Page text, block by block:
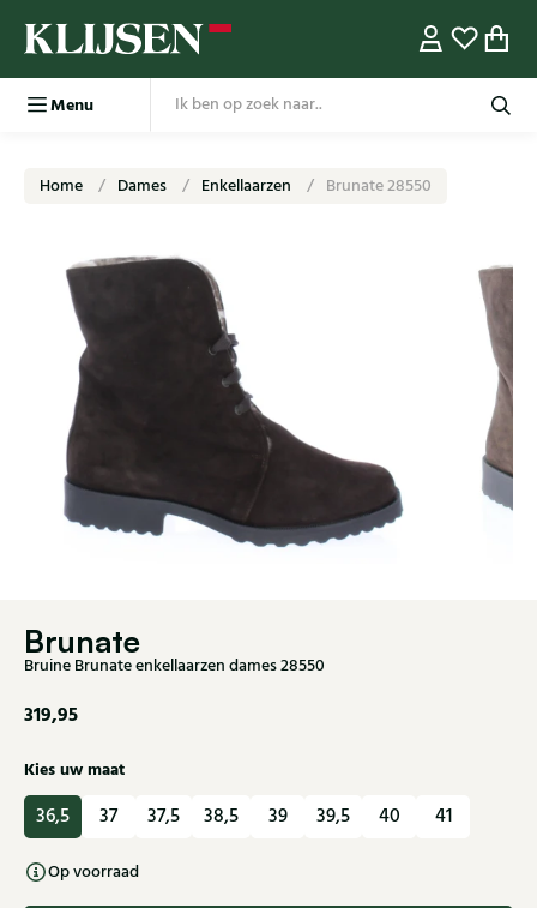
Menu
Home Dames Enkellaarzen Brunate 28550
Brunate
Bruine Brunate enkellaarzen dames 28550
319,95
Kies uw maat
36,5 37 37,5 38,5 39 39,5 40 41
Op voorraad